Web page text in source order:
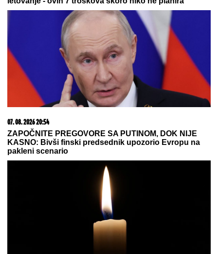
Pavlović ostao bez saigrača: Alžirac napustio Milan
Koliko visoku temperaturu ljudsko telo može da izdrži?